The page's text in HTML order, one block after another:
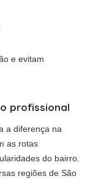
e evitam
profissional
a diferença na
as rotas
do bairro.
regiões de São